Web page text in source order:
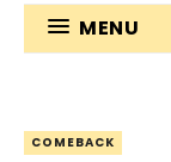
MENU
COMEBACK